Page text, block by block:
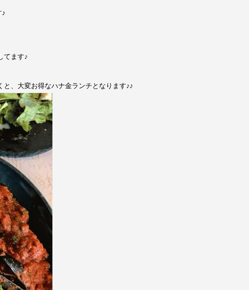
てます♪
、大変お得なハナ金ランチとなります♪♪